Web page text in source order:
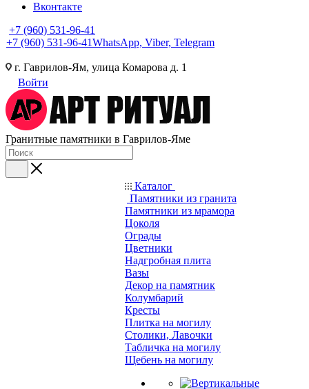
Вконтакте
+7 (960) 531-96-41
+7 (960) 531-96-41WhatsApp, Viber, Telegram
г. Гаврилов-Ям, улица Комарова д. 1
Войти
Гранитные памятники в Гаврилов-Яме
Каталог
Памятники из гранита
Памятники из мрамора
Цоколя
Ограды
Цветники
Надгробная плита
Вазы
Декор на памятник
Колумбарий
Кресты
Плитка на могилу
Столики, Лавочки
Табличка на могилу
Щебень на могилу